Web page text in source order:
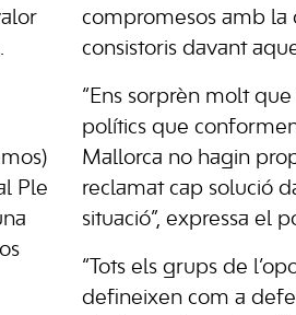
Ple
compromesos amb la
consistoris davant
“Ens sorprèn molt
polítics que
Mallorca no hagin
reclamat cap solució
situació”, expressa el
“Tots els grups de
defineixen com a